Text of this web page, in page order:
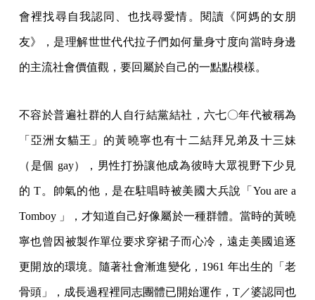
會裡找尋自我認同、也找尋愛情。閱讀《阿媽的女朋
友》，是理解世世代代拉子們如何量身寸度向當時身邊
的主流社會價值觀，要回屬於自己的一點點模樣。
不容於普遍社群的人自行結黨結社，六七〇年代被稱為
「亞洲女貓王」的黃曉寧也有十二結拜兄弟及十三妹
（是個 gay），男性打扮讓他成為彼時大眾視野下少見
的 T。帥氣的他，是在駐唱時被美國大兵說「You are a
Tomboy 」，才知道自己好像屬於一種群體。當時的黃曉
寧也曾因被製作單位要求穿裙子而心冷，遠走美國追逐
更開放的環境。隨著社會漸進變化，1961 年出生的「老
骨頭」，成長過程裡同志團體已開始運作，T／婆認同也